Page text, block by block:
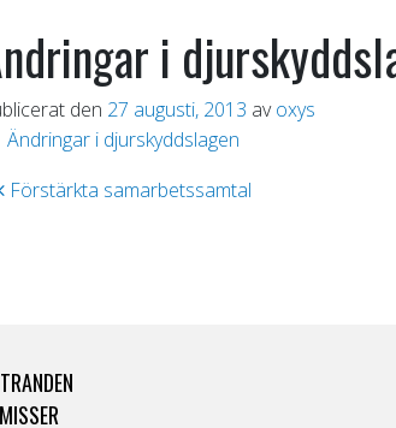
i
den 27 augusti, 2013 av oxys
Ändringar i djurskyddslagen
Förstärkta samarbetssamtal